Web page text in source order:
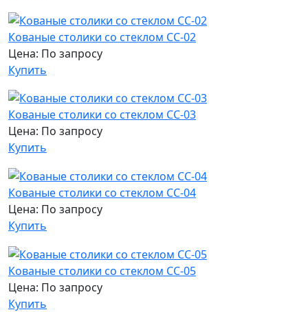
Кованые столики со стеклом СС-02
Цена: По запросу
Купить
Кованые столики со стеклом СС-03
Цена: По запросу
Купить
Кованые столики со стеклом СС-04
Цена: По запросу
Купить
Кованые столики со стеклом СС-05
Цена: По запросу
Купить